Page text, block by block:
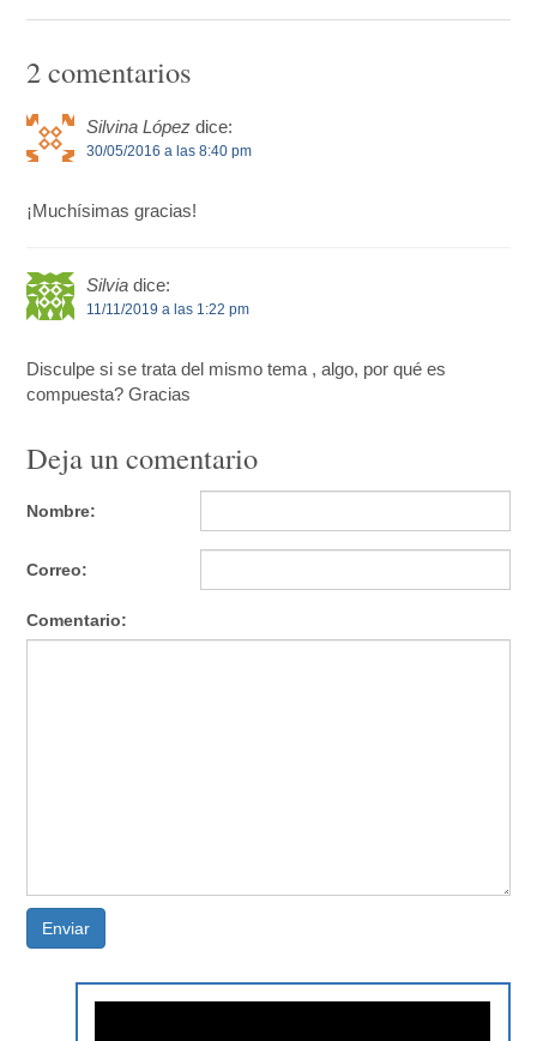
2 comentarios
Silvina López dice:
30/05/2016 a las 8:40 pm
¡Muchísimas gracias!
Silvia dice:
11/11/2019 a las 1:22 pm
Disculpe si se trata del mismo tema , algo, por qué es
compuesta? Gracias
Deja un comentario
Nombre:
Correo:
Comentario:
Enviar